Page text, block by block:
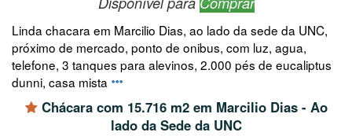
Linda chacara em Marcilio Dias, ao lado da sede da UNC,
próximo de mercado, ponto de onibus, com luz, agua,
telefone, 3 tanques para alevinos, 2.000 pés de eucaliptus
dunni, casa mista
Chácara com 15.716 m2 em Marcilio Dias - Ao
lado da Sede da UNC